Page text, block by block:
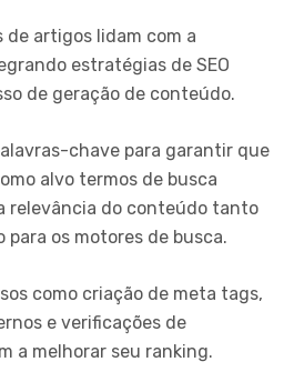
artigos lidam com a
estratégias de SEO
de geração de conteúdo.
chave para garantir que
alvo termos de busca
relevância do conteúdo tanto
os motores de busca.
como criação de meta tags,
e verificações de
a melhorar seu ranking.